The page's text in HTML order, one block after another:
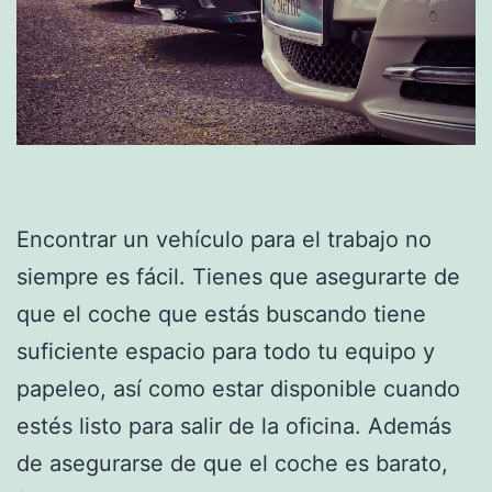
Encontrar un vehículo para el trabajo no
siempre es fácil. Tienes que asegurarte de
que el coche que estás buscando tiene
suficiente espacio para todo tu equipo y
papeleo, así como estar disponible cuando
estés listo para salir de la oficina. Además
de asegurarse de que el coche es barato,